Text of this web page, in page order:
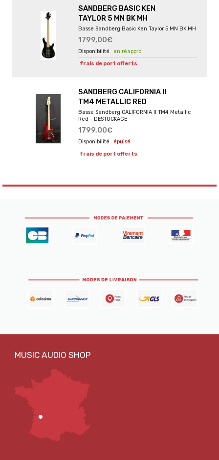
SANDBERG BASIC KEN
TAYLOR 5 MN BK MH
Basse Sandberg Basic Ken Taylor 5 MN BK MH
1799,00€
en réappro.
frais de port offerts
SANDBERG CALIFORNIA II
TM4 METALLIC RED
Basse Sandberg CALIFORNIA II TM4 Metallic
Red - DESTOCKAGE
1799,00€
épuisé
frais de port offerts